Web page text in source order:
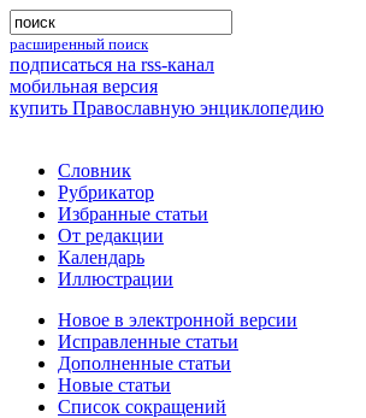
расширенный поиск
подписаться на rss-канал
мобильная версия
купить Православную энциклопедию
Словник
Рубрикатор
Избранные статьи
От редакции
Календарь
Иллюстрации
Новое в электронной версии
Исправленные статьи
Дополненные статьи
Новые статьи
Список сокращений